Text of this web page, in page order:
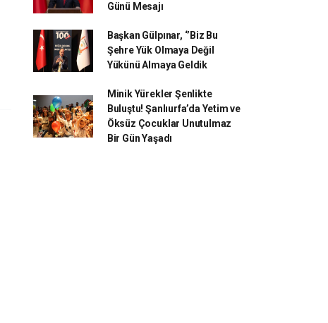
Günü Mesajı
Başkan Gülpınar, ‘’Biz Bu
Şehre Yük Olmaya Değil
Yükünü Almaya Geldik
Minik Yürekler Şenlikte
Buluştu! Şanlıurfa’da Yetim ve
Öksüz Çocuklar Unutulmaz
Bir Gün Yaşadı